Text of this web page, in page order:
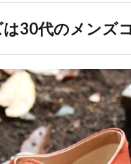
30代のメンズ